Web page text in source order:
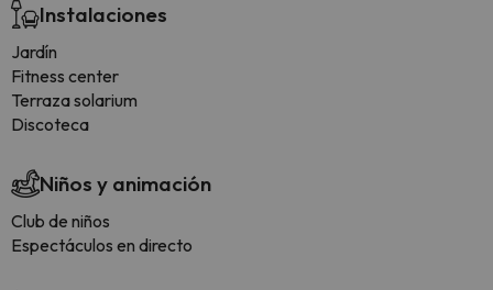
Instalaciones
Jardín
Fitness center
Terraza solarium
Discoteca
Niños y animación
Club de niños
Espectáculos en directo